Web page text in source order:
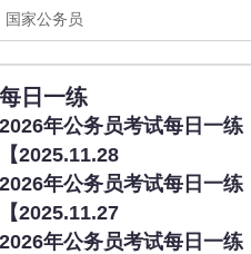
每日一练
2026年公务员考试每日一练
【2025.11.28
2026年公务员考试每日一练
【2025.11.27
2026年公务员考试每日一练